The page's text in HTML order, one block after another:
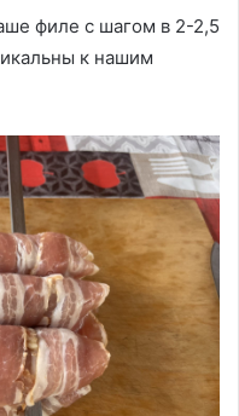
филе с шагом в 2-2,5
к нашим